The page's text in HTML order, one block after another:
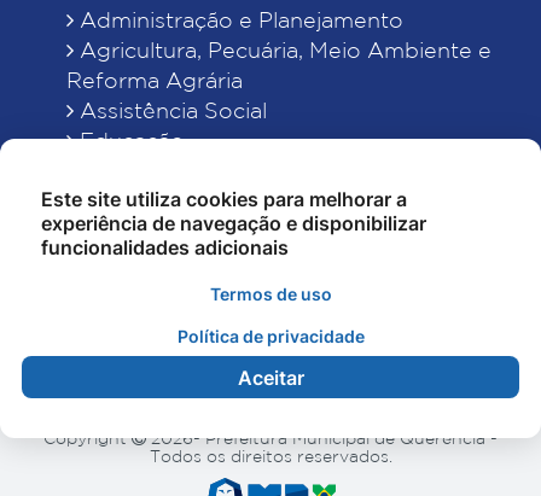
Administração e Planejamento
Agricultura, Pecuária, Meio Ambiente e
Reforma Agrária
Assistência Social
Educação
Finanças
Indústria, Comércio, Turismo, Ciência e
Tecnologia
Obras Públicas, Estradas e Rodagens
Saúde
Copyright
2026- Prefeitura Municipal de Querência -
Todos os direitos reservados.
Este site utiliza cookies para melhorar a
experiência de navegação e disponibilizar
funcionalidades adicionais
Termos de uso
Política de privacidade
Aceitar